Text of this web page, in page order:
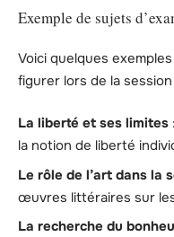
Exemple de sujets
Voici quelques
figurer lors de la
La liberté et ses limites
la notion de liberté
Le rôle de l’art dans la
œuvres littéraires sur
La recherche du